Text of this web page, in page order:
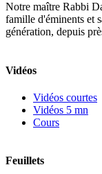
Notre maître Rabbi
famille d'éminents et
génération, depuis
Vidéos
Vidéos courtes
Vidéos 5 mn
Cours
Feuillets